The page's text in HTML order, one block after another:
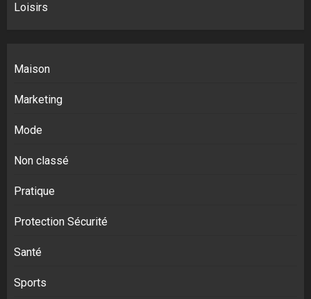
Loisirs
Maison
Marketing
Mode
Non classé
Pratique
Protection Sécurité
Santé
Sports